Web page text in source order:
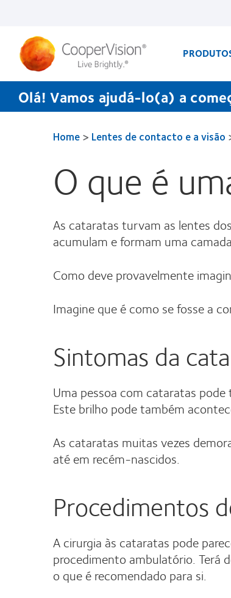
conteúdo
principal
Olá! Vamos ajudá-lo(a) a
Home> Lentes de contacto e a visão
O que é
As cataratas turvam as lentes
acumulam e formam uma
Como deve provavelmente
Imagine que é como se fosse a
Sintomas da
Uma pessoa com cataratas
Este brilho pode também
As cataratas muitas vezes
até em recém-nascidos.
Procedimentos
A cirurgia às cataratas pode
procedimento ambulatório. Terá
o que é recomendado para si.